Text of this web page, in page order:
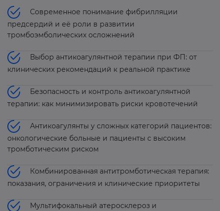
Современное понимание фибрилляции
предсердий и её роли в развитии
тромбоэмболических осложнений
Выбор антикоагулянтной терапии при ФП: от
клинических рекомендаций к реальной практике
Безопасность и контроль антикоагулянтной
терапии: как минимизировать риски кровотечений
Антикоагулянты у сложных категорий пациентов:
онкологические больные и пациенты с высоким
тромботическим риском
Комбинированная антитромботическая терапия:
показания, ограничения и клинические приоритеты
Мультифокальный атеросклероз и